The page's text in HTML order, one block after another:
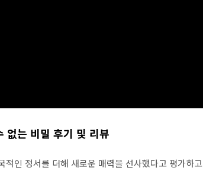
는 비밀 후기 및 리뷰
인 정서를 더해 새로운 매력을 선사했다고 평가하고